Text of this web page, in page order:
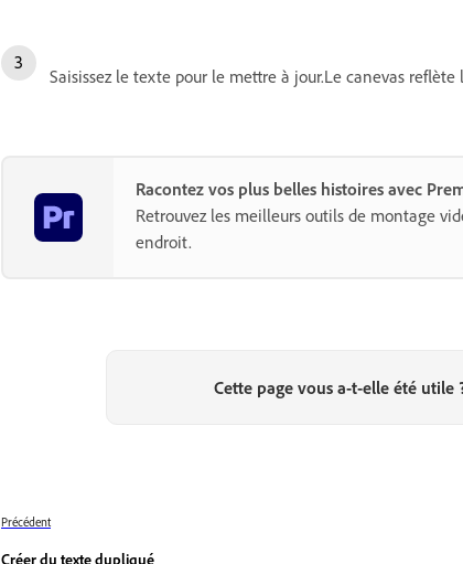
Saisissez le texte pour le mettre à jour.Le canevas
Racontez vos plus belles histoires avec
Retrouvez les meilleurs outils de montage
endroit.
Cette page vous a-t-elle été utile
Précédent
Créer du texte dupliqué